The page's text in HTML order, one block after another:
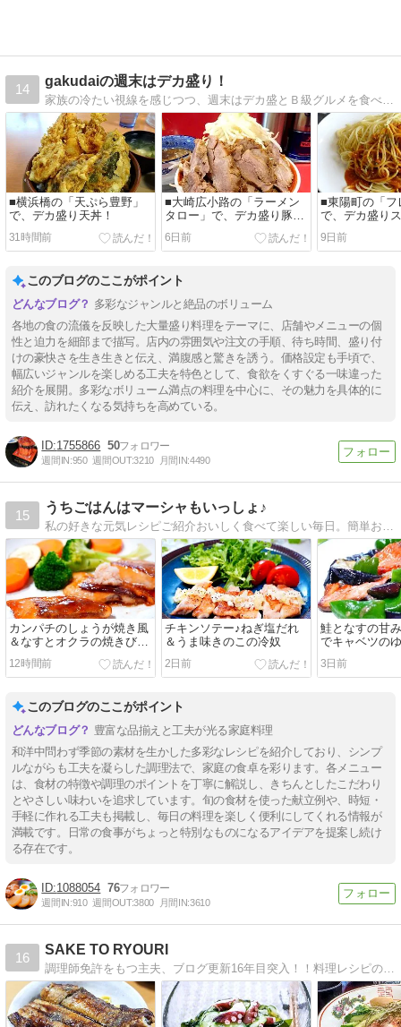
14
gakudaiの週末はデカ盛り！
家族の冷たい視線を感じつつ、週末はデカ盛とＢ級グルメを食べ歩いています！
■横浜橋の「天ぷら豊野」
で、デカ盛り天丼！
31時間前
■大崎広小路の「ラーメン
タロー」で、デカ盛り豚つ
け麺！
6日前
■東陽町の「フ
で、デカ盛り
ィ！
9日前
このブログのここがポイント
多彩なジャンルと絶品のボリューム
各地の食の流儀を反映した大量盛り料理をテーマに、店舗やメニューの個
性と迫力を細部まで描写。店内の雰囲気や注文の手順、待ち時間、盛り付
けの豪快さを生き生きと伝え、満腹感と驚きを誘う。価格設定も手頃で、
幅広いジャンルを楽しめる工夫を特色として、食欲をくすぐる一味違った
紹介を展開。多彩なボリューム満点の料理を中心に、その魅力を具体的に
伝え、訪れたくなる気持ちを高めている。
1755866 50
週間IN:950 週間OUT:3210 月間IN:4490
15
うちごはんはマーシャもいっしょ♪
私の好きな元気レシピご紹介おいしく食べて楽しい毎日。簡単おかず＆ラクラク献立。
カンパチのしょうが焼き風
＆なすとオクラの焼きびた
12時間前
チキンソテー♪ねぎ塩だれ
＆うま味きのこの冷奴
2日前
鮭となすの甘
でキャベツの
3日前
このブログのここがポイント
豊富な品揃えと工夫が光る家庭料理
和洋中問わず季節の素材を生かした多彩なレシピを紹介しており、シンプ
ルながらも工夫を凝らした調理法で、家庭の食卓を彩ります。各メニュー
は、食材の特徴や調理のポイントを丁寧に解説し、きちんとしたこだわり
とやさしい味わいを追求しています。旬の食材を使った献立例や、時短・
手軽に作れる工夫も掲載し、毎日の料理を楽しく便利にしてくれる情報が
満載です。日常の食事がちょっと特別なものになるアイデアを提案し続け
る存在です。
1088054 76
週間IN:910 週間OUT:3800 月間IN:3610
16
SAKE TO RYOURI
調理師免許をもつ主夫、ブログ更新16年目突入！！料理レシピの紹介「楽しく作って楽しく食べる」、男が喜ぶレシピ満載ですよ！！